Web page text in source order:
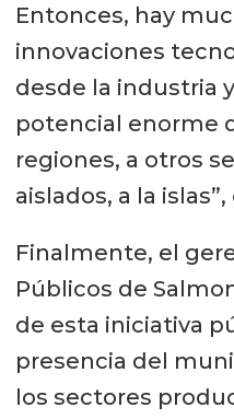
Entonces, hay
innovaciones
desde la industria
potencial enorme
regiones, a otros
aislados, a la
Finalmente, el
Públicos de
de esta iniciativa
presencia del
los sectores